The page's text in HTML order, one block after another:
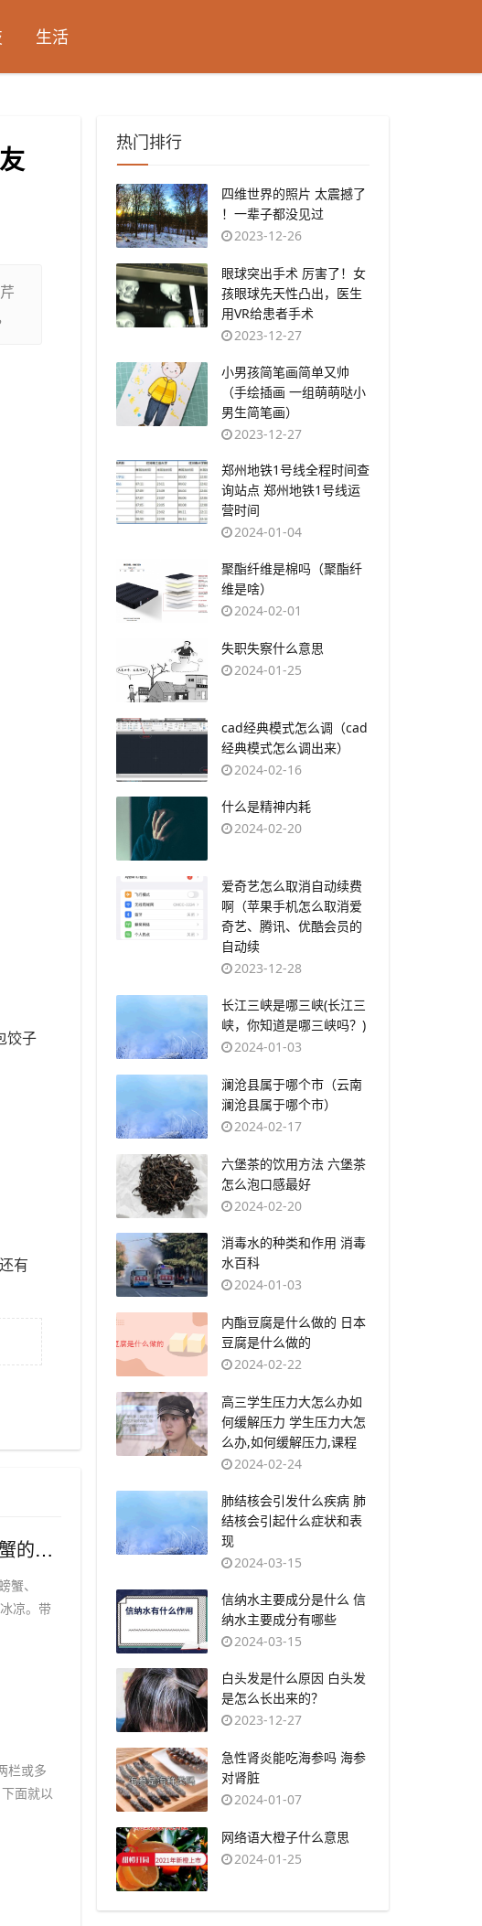
生活
饺子
有
​带鱼怎么洗又快又干净（快速方便清洗带鱼, 虾、蟹的小窍门）
、
凉。带
栏或多
面就以
热门排行
​四维世界的照片 太震撼了
！一辈子都没见过
2023-12-26
​眼球突出手术 厉害了！女
孩眼球先天性凸出，医生
用VR给患者手术
2023-12-27
​小男孩简笔画简单又帅
（手绘插画 一组萌萌哒小
男生简笔画）
2023-12-27
​郑州地铁1号线全程时间查
询站点 郑州地铁1号线运
营时间
2024-01-04
​聚酯纤维是棉吗（聚酯纤
维是啥）
2024-02-01
​失职失察什么意思
2024-01-25
​cad经典模式怎么调（cad
经典模式怎么调出来）
2024-02-16
​什么是精神内耗
2024-02-20
​爱奇艺怎么取消自动续费
啊（苹果手机怎么取消爱
奇艺、腾讯、优酷会员的
自动续
2023-12-28
​长江三峡是哪三峡(长江三
峡，你知道是哪三峡吗？)
2024-01-03
​澜沧县属于哪个市（云南
澜沧县属于哪个市）
2024-02-17
​六堡茶的饮用方法 六堡茶
怎么泡口感最好
2024-02-20
​消毒水的种类和作用 消毒
水百科
2024-01-03
​内酯豆腐是什么做的 日本
豆腐是什么做的
2024-02-22
​高三学生压力大怎么办如
何缓解压力 学生压力大怎
么办,如何缓解压力,课程
2024-02-24
​肺结核会引发什么疾病 肺
结核会引起什么症状和表
现
2024-03-15
​信纳水主要成分是什么 信
纳水主要成分有哪些
2024-03-15
​白头发是什么原因 白头发
是怎么长出来的？
2023-12-27
​急性肾炎能吃海参吗 海参
对肾脏
2024-01-07
​网络语大橙子什么意思
2024-01-25